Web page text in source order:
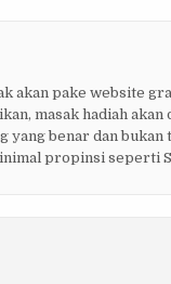
akan pake website
masak hadiah
yang benar dan
propinsi seperti